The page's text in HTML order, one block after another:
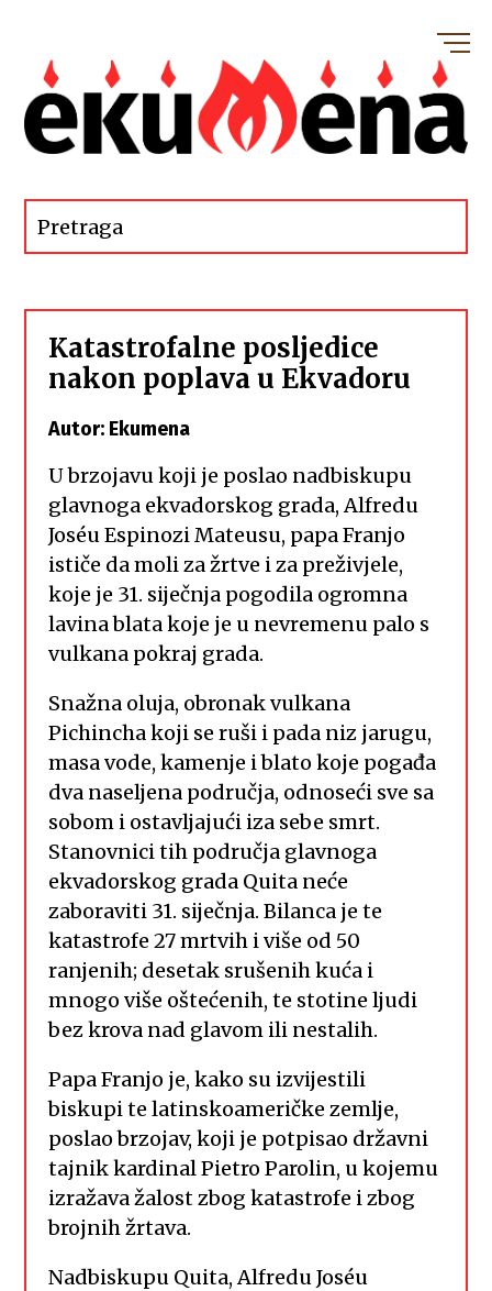
Katastrofalne posljedice
nakon poplava u Ekvadoru
Autor: Ekumena
U brzojavu koji je poslao nadbiskupu
glavnoga ekvadorskog grada, Alfredu
Joséu Espinozi Mateusu, papa Franjo
ističe da moli za žrtve i za preživjele,
koje je 31. siječnja pogodila ogromna
lavina blata koje je u nevremenu palo s
vulkana pokraj grada.
Snažna oluja, obronak vulkana
Pichincha koji se ruši i pada niz jarugu,
masa vode, kamenje i blato koje pogađa
dva naseljena područja, odnoseći sve sa
sobom i ostavljajući iza sebe smrt.
Stanovnici tih područja glavnoga
ekvadorskog grada Quita neće
zaboraviti 31. siječnja. Bilanca je te
katastrofe 27 mrtvih i više od 50
ranjenih; desetak srušenih kuća i
mnogo više oštećenih, te stotine ljudi
bez krova nad glavom ili nestalih.
Papa Franjo je, kako su izvijestili
biskupi te latinskoameričke zemlje,
poslao brzojav, koji je potpisao državni
tajnik kardinal Pietro Parolin, u kojemu
izražava žalost zbog katastrofe i zbog
brojnih žrtava.
Nadbiskupu Quita, Alfredu Joséu